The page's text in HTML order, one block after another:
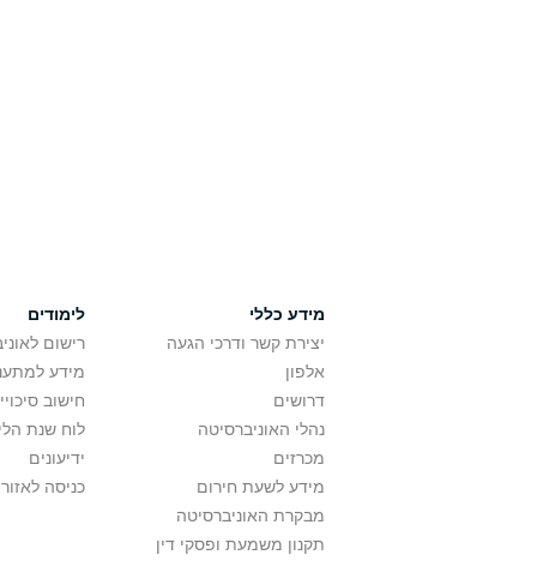
מידע כללי
יצירת קשר ודרכי הגעה
אלפון
דרושים
נהלי האוניברסיטה
מכרזים
מידע לשעת חירום
מבקרת האוניברסיטה
תקנון משמעת ופסקי דין
לימודים
רישום
מידע
חישוב
לוח שנת
ידיעונים
כניסה